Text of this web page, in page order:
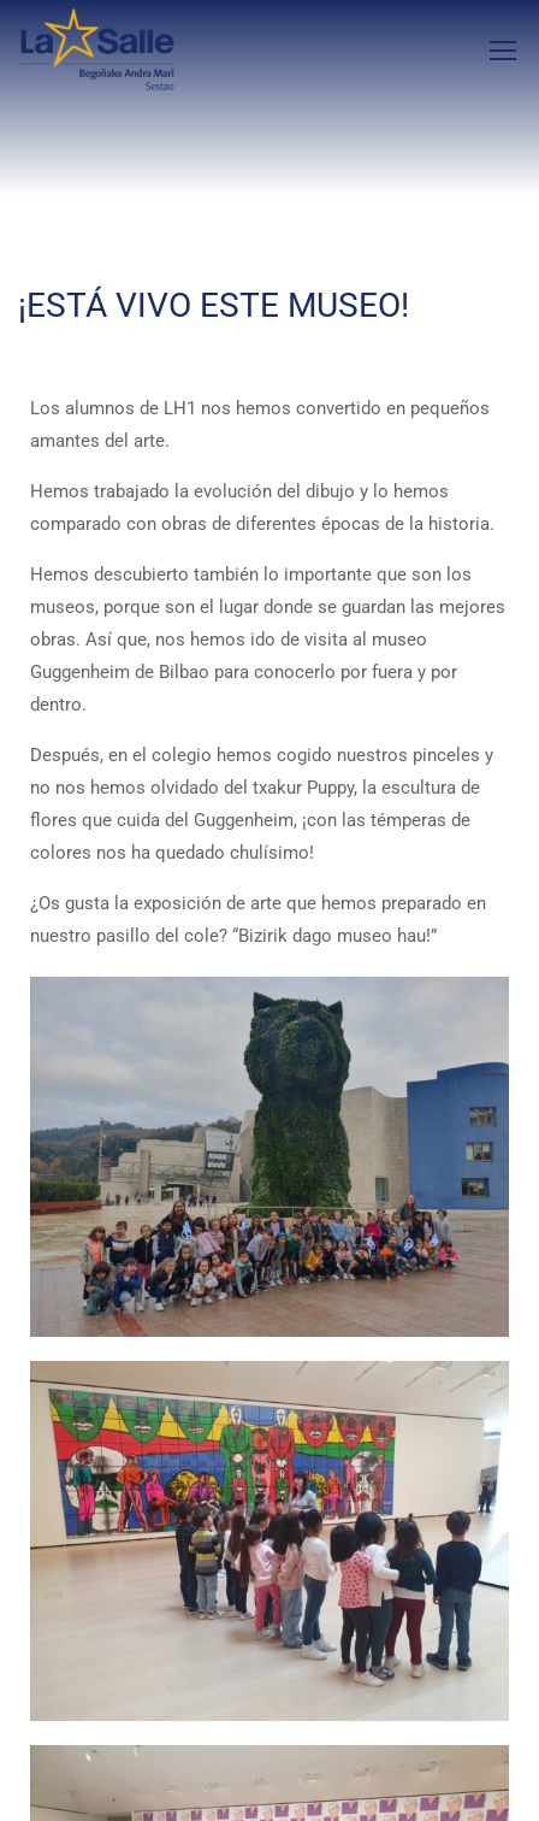
¡ESTÁ VIVO ESTE MUSEO!
Los alumnos de LH1 nos hemos convertido en pequeños
amantes del arte.
Hemos trabajado la evolución del dibujo y lo hemos
comparado con obras de diferentes épocas de la historia.
Hemos descubierto también lo importante que son los
museos, porque son el lugar donde se guardan las mejores
obras. Así que, nos hemos ido de visita al museo
Guggenheim de Bilbao para conocerlo por fuera y por
dentro.
Después, en el colegio hemos cogido nuestros pinceles y
no nos hemos olvidado del txakur Puppy, la escultura de
flores que cuida del Guggenheim, ¡con las témperas de
colores nos ha quedado chulísimo!
¿Os gusta la exposición de arte que hemos preparado en
nuestro pasillo del cole? “Bizirik dago museo hau!”